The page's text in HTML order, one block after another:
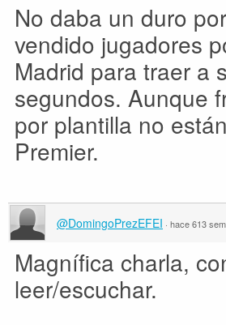
No daba un duro
vendido jugadores
Madrid para traer a
segundos. Aunque
por plantilla no
Premier.
@DomingoPrezEFEI · hace 613
Magnífica charla,
leer/escuchar.